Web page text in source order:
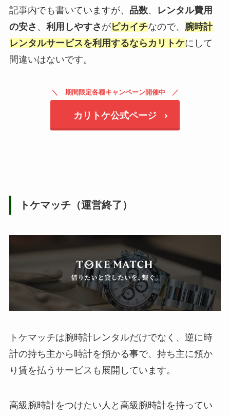
記事内でも書いていますが、 品数、
レンタル費用
の安さ 、 利用しやすさ がピカイチなので、 腕時計
レンタルサービスを利用するならカリトケにして
間違いはないです。
期間限定各種キャンペーン開催中
カリトケ公式ページ
トケマッチ（運営終了）
トケマッチは腕時計レンタルだけでなく、逆に時
計の持ち主から時計を預かる事で、持ち主に預か
り賃を払うサービスも展開しています。
高級腕時計をつけたい人と高級腕時計を持ってい